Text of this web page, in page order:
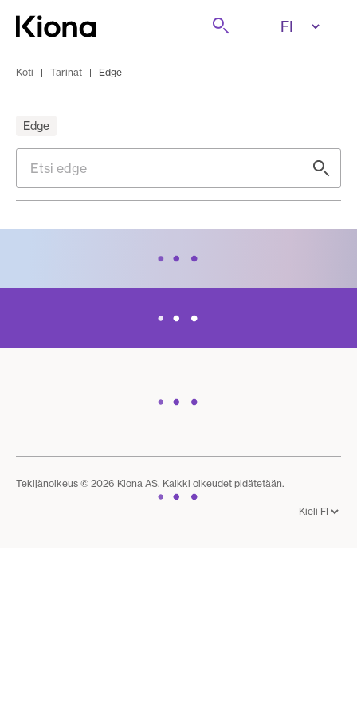
Tutustu tästä
Siirry etusivulle
Etsi
Koti | Tarinat | Edge
Edge
Etsi edge
Tekijänoikeus © 2026 Kiona AS. Kaikki oikeudet pidätetään.